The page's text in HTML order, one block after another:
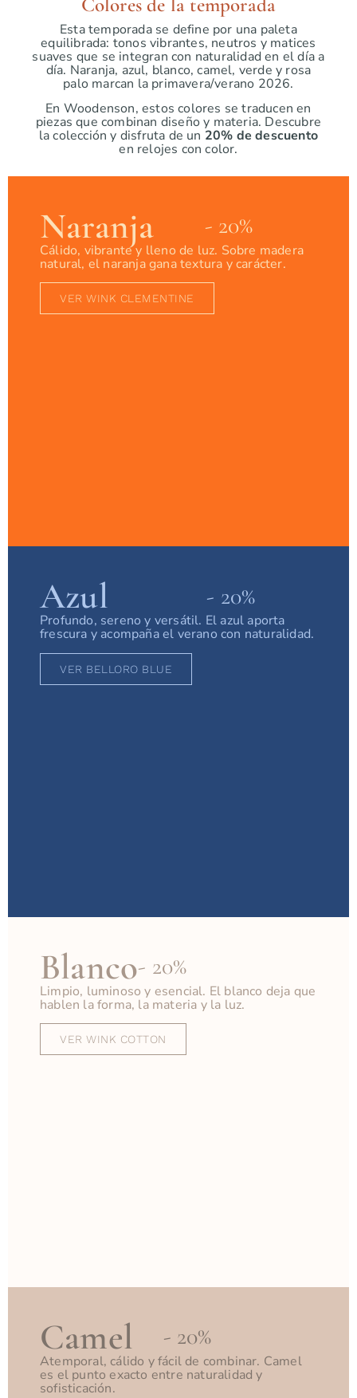
Colores de la temporada
Esta temporada se define por una paleta
equilibrada: tonos vibrantes, neutros y matices
suaves que se integran con naturalidad en el día a
día. Naranja, azul, blanco, camel, verde y rosa
palo marcan la primavera/verano 2026.
En Woodenson, estos colores se traducen en
piezas que combinan diseño y materia. Descubre
la colección y disfruta de un 20% de descuento
en relojes con color.
Naranja - 20%
Cálido, vibrante y lleno de luz. Sobre madera
natural, el naranja gana textura y carácter.
VER WINK CLEMENTINE
Azul - 20%
Profundo, sereno y versátil. El azul aporta
frescura y acompaña el verano con naturalidad.
VER BELLORO BLUE
Blanco- 20%
Limpio, luminoso y esencial. El blanco deja que
hablen la forma, la materia y la luz.
VER WINK COTTON
Camel - 20%
Atemporal, cálido y fácil de combinar. Camel
es el punto exacto entre naturalidad y
sofisticación.